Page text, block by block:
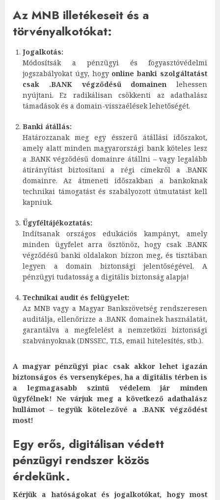
Az MNB illetékeseit és a
törvényalkotókat:
Jogalkotás:
Módosítsák a pénzügyi és fogyasztóvédelmi
jogszabályokat úgy, hogy online banki szolgáltatást
csak .BANK végződésű domainen lehessen
nyújtani. Ez radikálisan csökkenti az adathalász
támadások és a domain-visszaélések lehetőségét.
Banki átállás:
Határozzanak meg egy ésszerű átállási időszakot,
amely alatt minden magyarországi bank köteles lesz
a .BANK végződésű domainre átállni – vagy legalább
átirányítást biztosítani a régi címekről a .BANK
domainre. Az átmeneti időszakban a bankoknak
technikai támogatást és szabályozott útmutatást kell
kapniuk.
Ügyféltájékoztatás:
Indítsanak országos edukációs kampányt, amely
minden ügyfelet arra ösztönöz, hogy csak .BANK
végződésű banki oldalakon bízzon meg, és tisztában
legyen a domain biztonsági jelentőségével. A
pénzügyi tudatosság a digitális biztonság alapja!
Technikai audit és felügyelet:
Az MNB vagy a Magyar Bankszövetség rendszeresen
auditálja, ellenőrizze a .BANK domainek használatát,
garantálva a megfelelést a nemzetközi biztonsági
szabványoknak (DNSSEC, TLS, email hitelesítés, stb.).
A magyar pénzügyi piac csak akkor lehet igazán
biztonságos és versenyképes, ha a digitális térben is
a legmagasabb szintű védelem jár minden
ügyfélnek! Ne várjuk meg a következő adathalász
hullámot – tegyük kötelezővé a .BANK végződést
most!
Egy erős, digitálisan védett
pénzügyi rendszer közös
érdekünk.
Kérjük a hatóságokat és jogalkotókat, hogy most